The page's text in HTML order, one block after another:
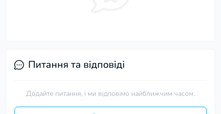
Питання та відповіді
Додайте питання, і ми відповімо найближчим часом.